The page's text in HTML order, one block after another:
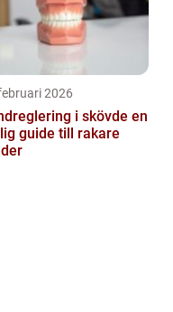
2026
i skövde en
guide till rakare